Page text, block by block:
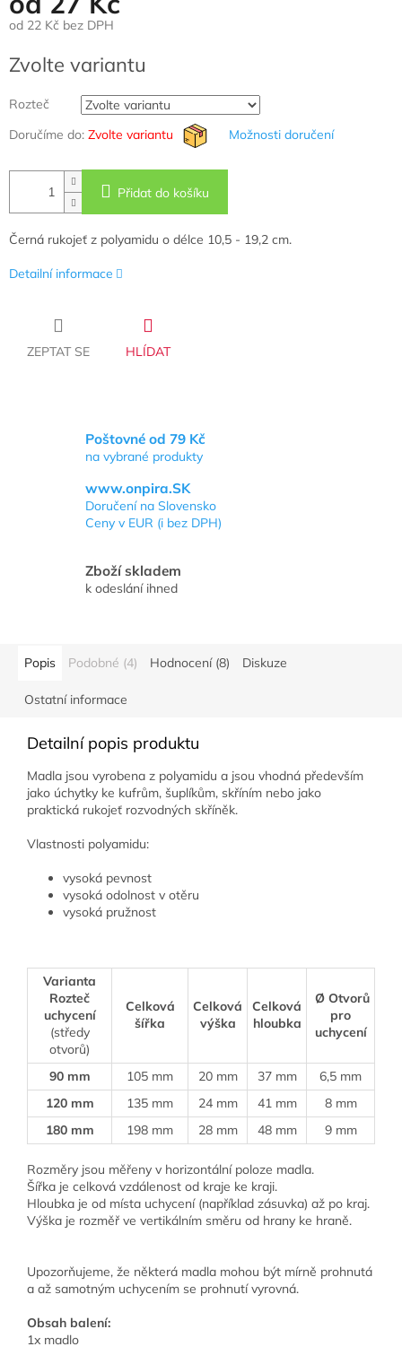
od 22 Kč bez DPH
cena:
Zvolte variantu
Rozteč
Doručíme do: Zvolte variantu Možnosti doručení
Přidat do košíku
Černá rukojeť z polyamidu o délce 10,5 - 19,2 cm.
Detailní informace
ZEPTAT SE HLÍDAT
Poštovné od 79 Kč
na vybrané produkty
www.onpira.SK
Doručení na Slovensko
Ceny v EUR (i bez DPH)
Zboží skladem
k odeslání ihned
Popis Podobné (4) Hodnocení (8) Diskuze
Ostatní informace
Detailní popis produktu
Madla jsou vyrobena z polyamidu a jsou vhodná především
jako úchytky ke kufrům, šuplíkům, skříním nebo jako
praktická rukojeť rozvodných skříněk.
Vlastnosti polyamidu:
vysoká pevnost
vysoká odolnost v otěru
vysoká pružnost
Varianta
Rozteč
uchycení
(středy
otvorů)
Celková
šířka
Celková
výška
Celková
hloubka
Ø Otvorů
pro
uchycení
90 mm 105 mm 20 mm 37 mm
6,5 mm
120 mm
135 mm 24 mm 41 mm
8 mm
180 mm
198 mm 28 mm 48 mm 9 mm
Rozměry jsou měřeny v horizontální poloze madla.
Šířka je celková vzdálenost od kraje ke kraji.
Hloubka je od místa uchycení (například zásuvka) až po kraj.
Výška je rozměř ve vertikálním směru od hrany ke hraně.
Upozorňujeme, že některá madla mohou být mírně prohnutá
a až samotným uchycením se prohnutí vyrovná.
Obsah balení:
1x madlo